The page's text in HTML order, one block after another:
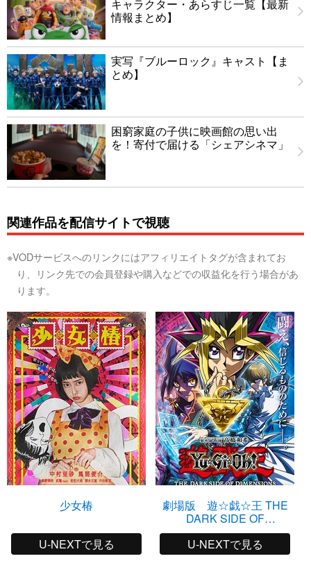
キャラクター・あらすじ一覧【最新
情報まとめ】
実写『ブルーロック』キャスト【ま
とめ】
困窮家庭の子供に映画館の思い出
を！寄付で届ける「シェアシネマ」
関連作品を配信サイトで視聴
※VODサービスへのリンクにはアフィリエイトタグが含まれてお
り、リンク先での会員登録や購入などでの収益化を行う場合があ
ります。
少女椿
U-NEXTで見る
劇場版 遊☆戯☆王 THE
DARK SIDE OF
DIMENSIONS
U-NEXTで見る